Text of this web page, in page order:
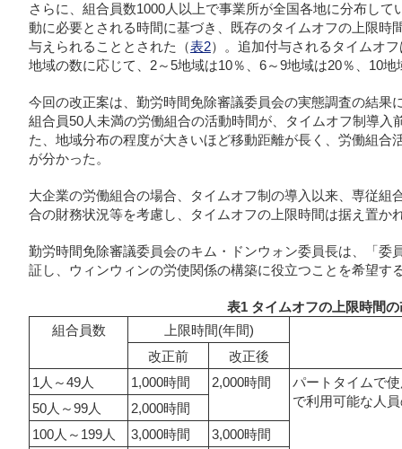
さらに、組合員数1000人以上で事業所が全国各地に分布し
動に必要とされる時間に基づき、既存のタイムオフの上限時
与えられることとされた（表2）。追加付与されるタイムオ
地域の数に応じて、2～5地域は10％、6～9地域は20％、10
今回の改正案は、勤労時間免除審議委員会の実態調査の結果
組合員50人未満の労働組合の活動時間が、タイムオフ制導入
た、地域分布の程度が大きいほど移動距離が長く、労働組合
が分かった。
大企業の労働組合の場合、タイムオフ制の導入以来、専従組
合の財務状況等を考慮し、タイムオフの上限時間は据え置か
勤労時間免除審議委員会のキム・ドンウォン委員長は、「委
証し、ウィンウィンの労使関係の構築に役立つことを希望す
表1 タイムオフの上限時間の
組合員数
上限時間(年間)
改正前
改正後
1人～49人
1,000時間 2,000時間
パートタイムで
で利用可能な人
50人～99人
2,000時間
100人～199人
3,000時間
3,000時間